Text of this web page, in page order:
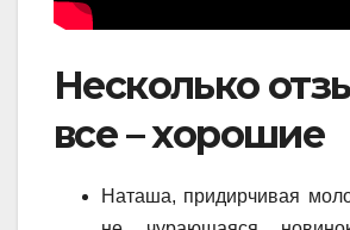
Несколько
все – хорошие
Наташа, придирчивая